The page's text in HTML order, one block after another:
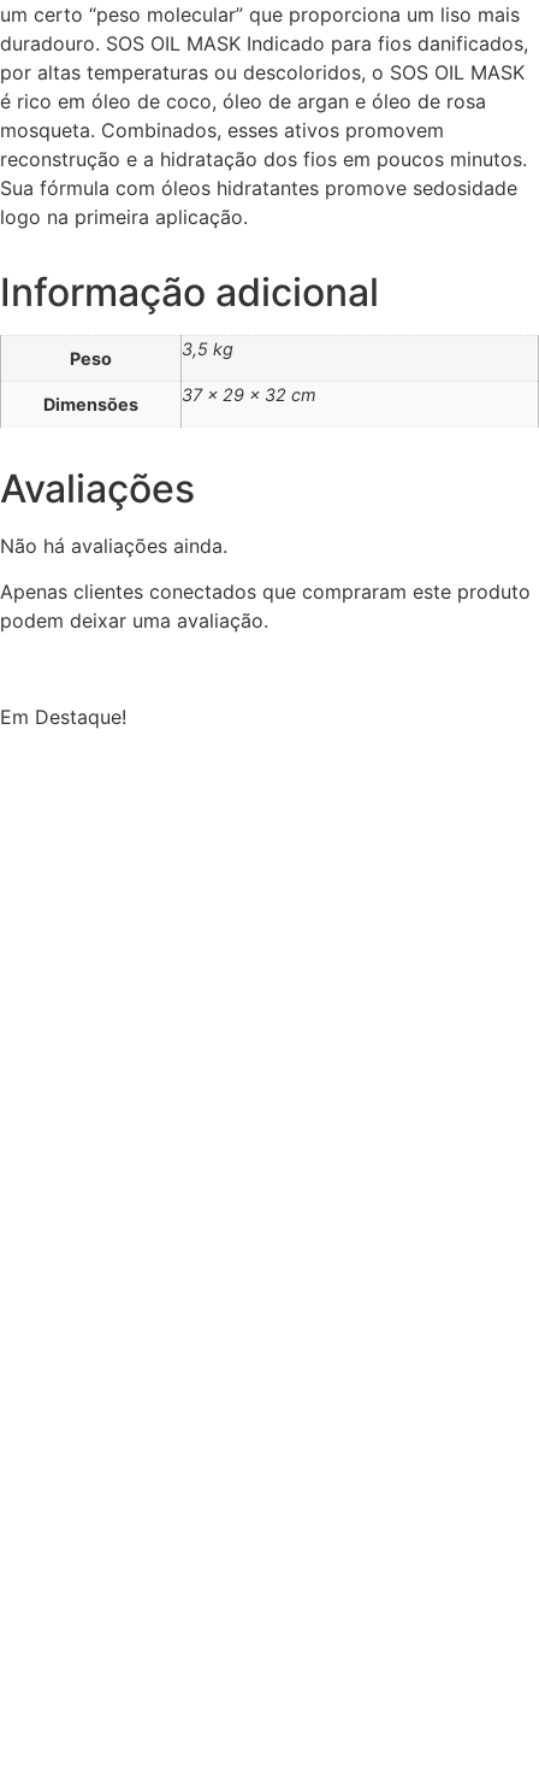
um certo “peso molecular” que proporciona um liso mais
duradouro. SOS OIL MASK Indicado para fios danificados,
por altas temperaturas ou descoloridos, o SOS OIL MASK
é rico em óleo de coco, óleo de argan e óleo de rosa
mosqueta. Combinados, esses ativos promovem
reconstrução e a hidratação dos fios em poucos minutos.
Sua fórmula com óleos hidratantes promove sedosidade
logo na primeira aplicação.
Informação adicional
Peso 3,5 kg
Dimensões 37 × 29 × 32 cm
Avaliações
Não há avaliações ainda.
Apenas clientes conectados que compraram este produto
podem deixar uma avaliação.
Em Destaque!